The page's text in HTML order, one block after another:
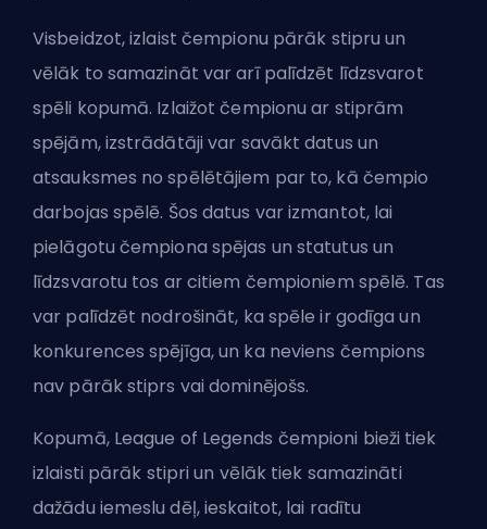
Visbeidzot, izlaist čempionu pārāk stipru un
vēlāk to samazināt var arī palīdzēt līdzsvarot
spēli kopumā. Izlaižot čempionu ar stiprām
spējām, izstrādātāji var savākt datus un
atsauksmes no spēlētājiem par to, kā čempio
darbojas spēlē. Šos datus var izmantot, lai
pielāgotu čempiona spējas un statutus un
līdzsvarotu tos ar citiem čempioniem spēlē. Tas
var palīdzēt nodrošināt, ka spēle ir godīga un
konkurences spējīga, un ka neviens čempions
nav pārāk stiprs vai dominējošs.
Kopumā, League of Legends čempioni bieži tiek
izlaisti pārāk stipri un vēlāk tiek samazināti
dažādu iemeslu dēļ, ieskaitot, lai radītu